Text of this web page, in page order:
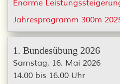
Enorme
Jahresprogramm 300m
1. Bundesübung 2026
Samstag, 16. Mai 2026
14.00 bis 16.00 Uhr